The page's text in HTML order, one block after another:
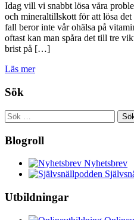
Idag vill vi snabbt lösa våra
och mineraltillskott för att lösa
fall beror inte vår ohälsa på
oftast kan man spåra det till tre
brist på […]
Läs mer
Sök
Sök
efter:
Blogroll
Nyhetsbrev
Utbildningar